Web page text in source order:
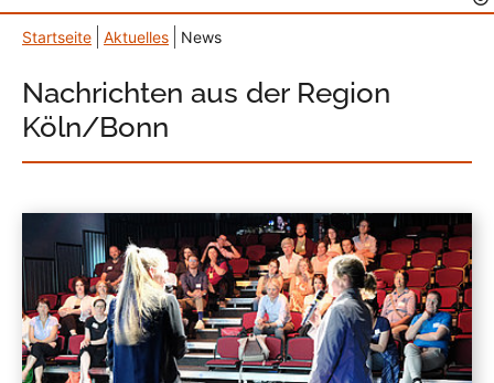
Startseite Aktuelles News
Nachrichten aus der Region
Köln/Bonn